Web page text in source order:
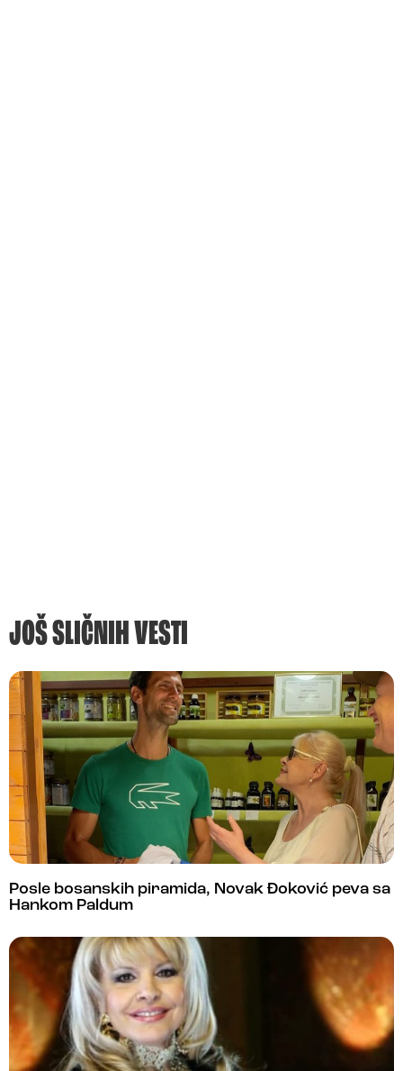
JOŠ SLIČNIH VESTI
Posle bosanskih piramida, Novak Đoković peva sa
Hankom Paldum